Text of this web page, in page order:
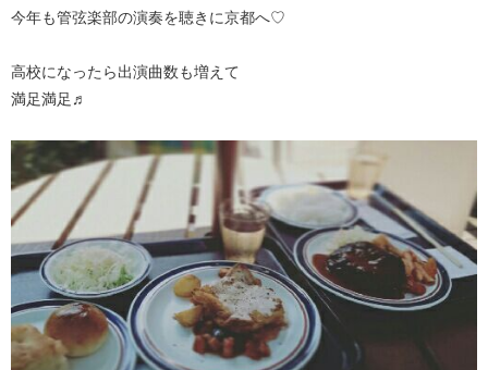
今年も管弦楽部の演奏を聴きに京都へ♡
高校になったら出演曲数も増えて
満足満足♬